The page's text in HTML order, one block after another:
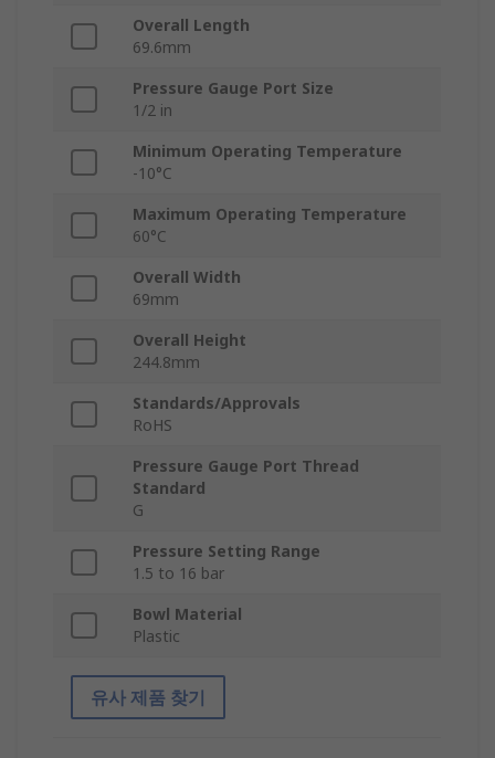
Overall Length
69.6mm
Pressure Gauge Port Size
1/2 in
Minimum Operating Temperature
-10°C
Maximum Operating Temperature
60°C
Overall Width
69mm
Overall Height
244.8mm
Standards/Approvals
RoHS
Pressure Gauge Port Thread
Standard
G
Pressure Setting Range
1.5 to 16 bar
Bowl Material
Plastic
유사 제품 찾기